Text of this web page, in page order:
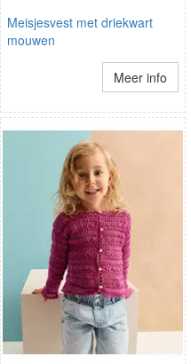
Meisjesvest met driekwart
mouwen
Meer info